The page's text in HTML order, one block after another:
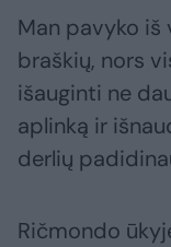
Man pavyko iš
braškių, nors
išauginti ne
aplinką ir
derlių
Ričmondo